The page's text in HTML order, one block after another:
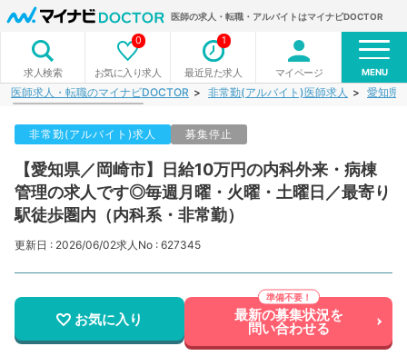
医師の求人・転職・アルバイトはマイナビDOCTOR
求人検索 お気に入り求人
0
最近見た求人
1
マイページ MENU
医師求人・転職のマイナビDOCTOR 非常勤(アルバイト)医師求人 愛知県
非常勤(アルバイト)求人 募集停止
【愛知県／岡崎市】日給10万円の内科外来・病棟
管理の求人です◎毎週月曜・火曜・土曜日／最寄り
駅徒歩圏内（内科系・非常勤）
更新日 : 2026/06/02求人No : 627345
お気に入り 最新の募集状況を
問い合わせる